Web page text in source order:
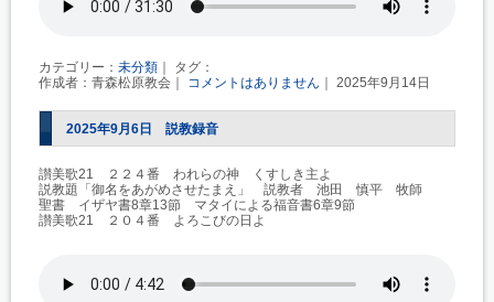
カテゴリー： 未分類 ｜ タグ：
作成者：青森松原教会｜ コメントはありません ｜ 2025年9月14日
2025年9月6日 説教録音
讃美歌21 ２２４番 われらの神 くすしき主よ
説教題「御名をあがめさせたまえ」 説教者 池田 慎平 牧師
聖書 イザヤ書8章13節 マタイによる福音書6章9節
讃美歌21 ２０４番 よろこびの日よ